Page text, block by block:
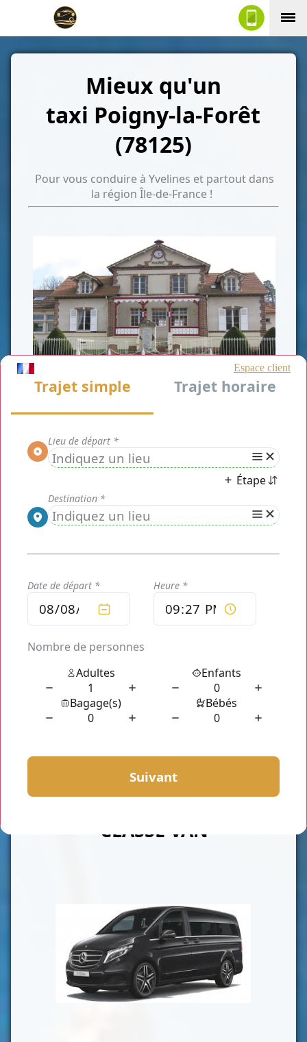
Mieux qu'un
taxi Poigny-la-Forêt
(78125)
Pour vous conduire à Yvelines et partout dans
la région Île-de-France !
CLASSE AFFAIRE
CLASSE VAN